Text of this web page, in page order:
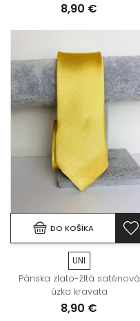
8,90 €
DO KOŠÍKA
UNI
Pánska zlato-žltá saténová
úzka kravata
8,90 €